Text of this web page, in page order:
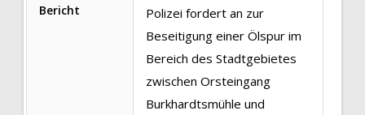
Bericht
Polizei fordert an zur
Beseitigung einer Ölspur im
Bereich des Stadtgebietes
zwischen Orsteingang
Burkhardtsmühle und